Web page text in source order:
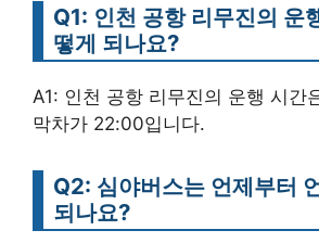
Q1: 인천 공항 리무진의 운
떻게 되나요?
A1: 인천 공항 리무진의 운행 시간
막차가 22:00입니다.
Q2: 심야버스는 언제부터
되나요?